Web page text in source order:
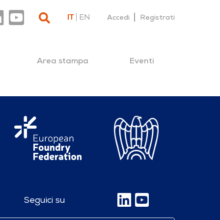
IT EN Accedi Registrati
Area stampa Eventi
Seguici su